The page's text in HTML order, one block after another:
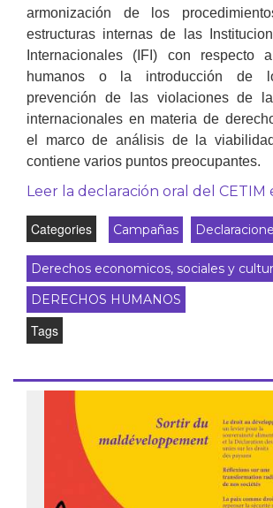
armonización de los
estructuras internas de las
Internacionales (IFI) con respecto
humanos o la introducción de
prevención de las violaciones de
internacionales en materia de
el marco de análisis de la
contiene varios puntos preocupantes.
Leer la declaración oral del CETIM
Categories Campañas
Derechos economicos, sociales y
DERECHOS HUMANOS
Tags